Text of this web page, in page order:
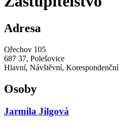
Adresa
Ořechov 105
687 37, Polešovice
Hlavní, Návštěvní, Korespondenční
Osoby
Jarmila Jilgová